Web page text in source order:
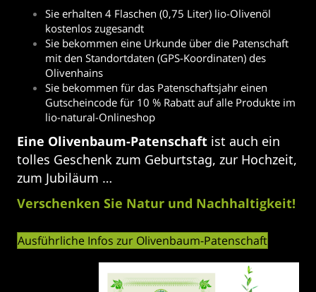
Sie erhalten 4 Flaschen (0,75 Liter) lio-Olivenöl
kostenlos zugesandt
Sie bekommen eine Urkunde über die Patenschaft
mit den Standortdaten (GPS-Koordinaten) des
Olivenhains
Sie bekommen für das Patenschaftsjahr einen
Gutscheincode für 10 % Rabatt auf alle Produkte im
lio-natural-Onlineshop
Eine Olivenbaum-Patenschaft ist auch ein
tolles Geschenk zum Geburtstag, zur Hochzeit,
zum Jubiläum …
Verschenken Sie Natur und Nachhaltigkeit!
Ausführliche Infos zur Olivenbaum-Patenschaft